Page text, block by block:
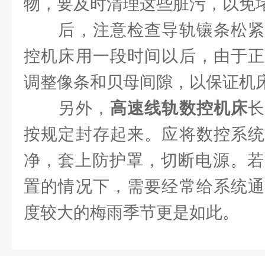
物，要及时清理这些脏污，以免
后，注意检查导轨镶条松紧
控机床用一段时间以后，由于
调整像条和贝母间隙，以保证机
另外， 高速线轨数控机床
按规定封存起来。应将数控系
净，套上防护罩，切断电源。
置的情况下，需要经常给系统
度较大的梅雨季节更是如此。